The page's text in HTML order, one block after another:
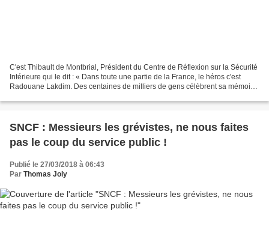
C'est Thibault de Montbrial, Président du Centre de Réflexion sur la Sécurité
Intérieure qui le dit : « Dans toute une partie de la France, le héros c'est
Radouane Lakdim. Des centaines de milliers de gens célèbrent sa mémoire
SNCF : Messieurs les grévistes, ne nous faites
pas le coup du service public !
Publié le 27/03/2018 à 06:43
Par Thomas Joly